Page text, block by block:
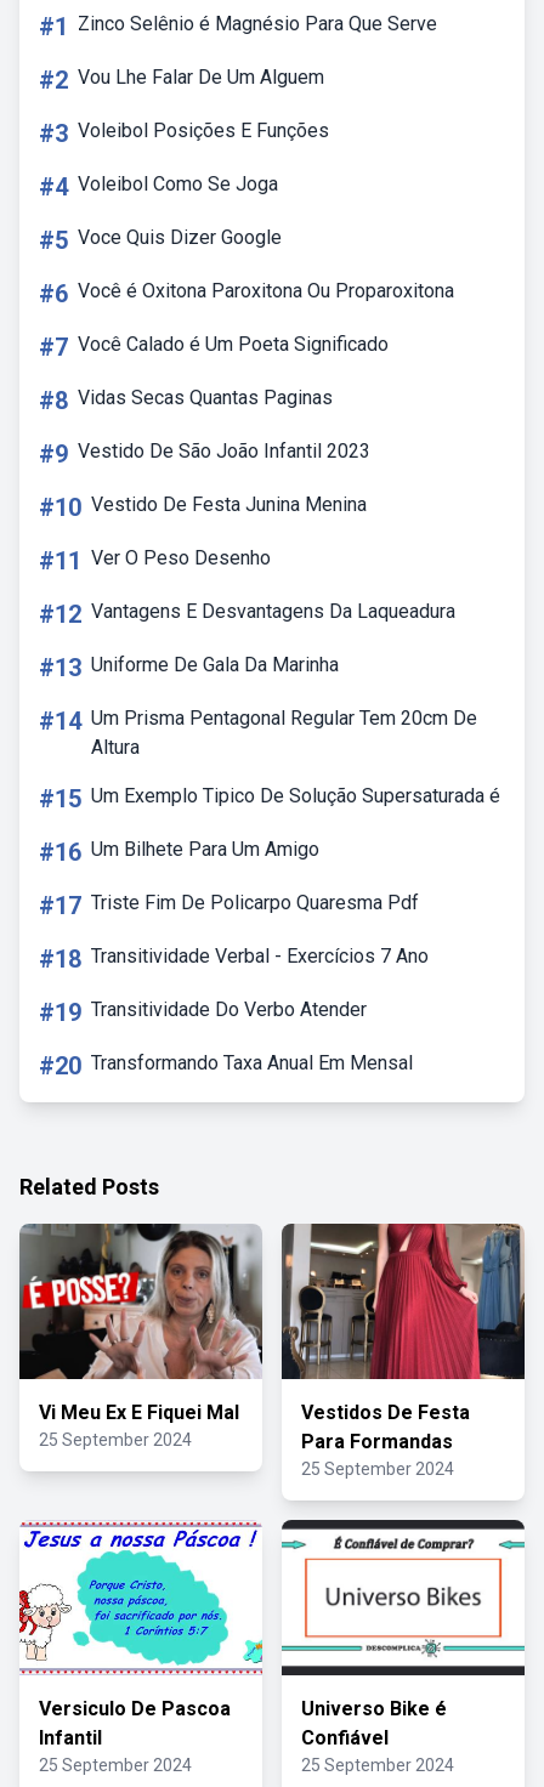
#1 Zinco Selênio é Magnésio Para Que Serve
#2 Vou Lhe Falar De Um Alguem
#3 Voleibol Posições E Funções
#4 Voleibol Como Se Joga
#5 Voce Quis Dizer Google
#6 Você é Oxitona Paroxitona Ou Proparoxitona
#7 Você Calado é Um Poeta Significado
#8 Vidas Secas Quantas Paginas
#9 Vestido De São João Infantil 2023
#10 Vestido De Festa Junina Menina
#11 Ver O Peso Desenho
#12 Vantagens E Desvantagens Da Laqueadura
#13 Uniforme De Gala Da Marinha
#14 Um Prisma Pentagonal Regular Tem 20cm De
Altura
#15 Um Exemplo Tipico De Solução Supersaturada é
#16 Um Bilhete Para Um Amigo
#17 Triste Fim De Policarpo Quaresma Pdf
#18 Transitividade Verbal - Exercícios 7 Ano
#19 Transitividade Do Verbo Atender
#20 Transformando Taxa Anual Em Mensal
Related Posts
Vi Meu Ex E Fiquei Mal
25 September 2024
Vestidos De Festa
Para Formandas
25 September 2024
Versiculo De Pascoa
Infantil
25 September 2024
Universo Bike é
Confiável
25 September 2024